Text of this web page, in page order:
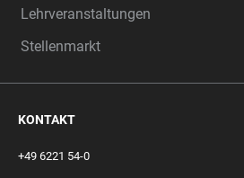
Lehrveranstaltungen
Stellenmarkt
KONTAKT
+49 6221 54-0